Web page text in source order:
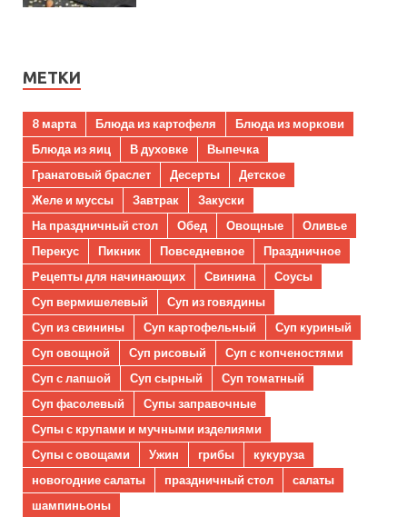
МЕТКИ
8 марта Блюда из картофеля
Блюда из моркови
Блюда из яиц
В духовке
Выпечка
Гранатовый браслет
Десерты
Детское
Желе и муссы
Завтрак
Закуски
На праздничный стол
Обед Овощные
Оливье
Перекус
Пикник Повседневное
Праздничное
Рецепты для начинающих
Свинина
Соусы
Суп вермишелевый
Суп из говядины
Суп из свинины
Суп картофельный
Суп куриный
Суп овощной
Суп рисовый
Суп с копченостями
Суп с лапшой
Суп сырный
Суп томатный
Суп фасолевый
Супы заправочные
Супы с крупами и мучными изделиями
Супы с овощами
Ужин грибы
кукуруза
новогодние салаты
праздничный стол
салаты
шампиньоны